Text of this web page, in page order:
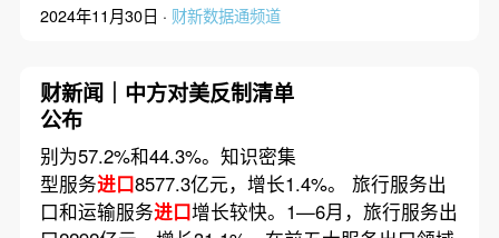
2024年11月30日 · 财新数据通频道
财新闻｜中方对美反制清单
公布
别为57.2%和44.3%。知识密集
型服务进口8577.3亿元，增长1.4%。 旅行服务出
口和运输服务进口增长较快。1—6月，旅行服务出